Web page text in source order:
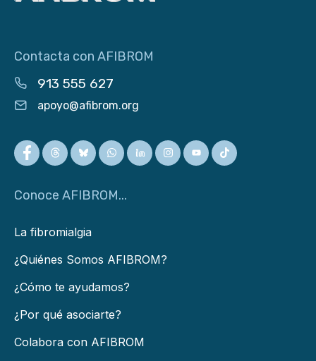
Contacta con AFIBROM
913 555 627
apoyo@afibrom.org
Conoce AFIBROM...
La fibromialgia
¿Quiénes Somos AFIBROM?
¿Cómo te ayudamos?
¿Por qué asociarte?
Colabora con AFIBROM